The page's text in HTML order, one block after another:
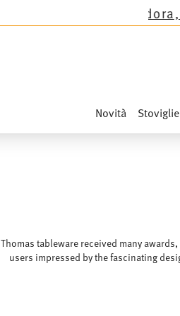
Acquista
Novità Stoviglie
Thomas tableware received many
users impressed by the fascinating